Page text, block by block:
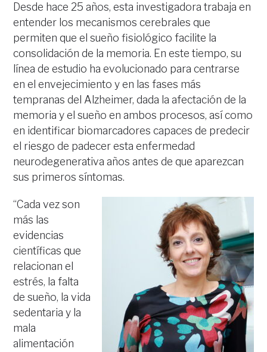
Desde hace 25 años, esta investigadora trabaja en
entender los mecanismos cerebrales que
permiten que el sueño fisiológico facilite la
consolidación de la memoria. En este tiempo, su
línea de estudio ha evolucionado para centrarse
en el envejecimiento y en las fases más
tempranas del Alzheimer, dada la afectación de la
memoria y el sueño en ambos procesos, así como
en identificar biomarcadores capaces de predecir
el riesgo de padecer esta enfermedad
neurodegenerativa años antes de que aparezcan
sus primeros síntomas.
“Cada vez son
más las
evidencias
científicas que
relacionan el
estrés, la falta
de sueño, la vida
sedentaria y la
mala
alimentación